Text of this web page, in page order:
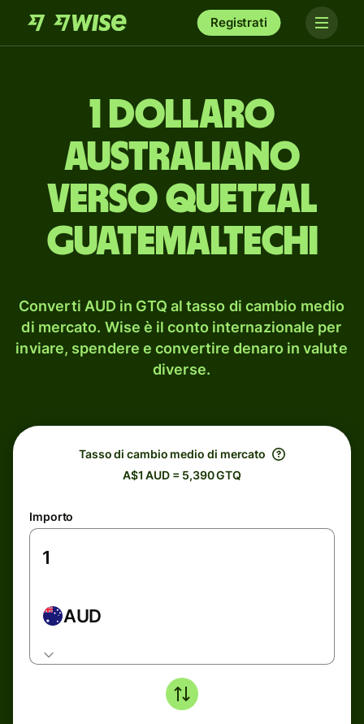
Registrati
1 dollaro
australiano
verso quetzal
guatemaltechi
Converti AUD in GTQ al tasso di cambio medio
di mercato. Wise è il conto internazionale per
inviare, spendere e convertire denaro in valute
diverse.
Tasso di cambio medio di mercato
A$1 AUD = 5,390 GTQ
Importo
AUD